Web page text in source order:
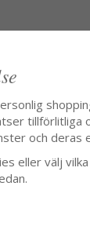
tillförlitliga
och deras
eller välj